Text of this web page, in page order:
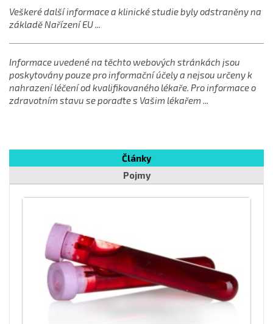
Veškeré další informace a klinické studie byly odstraněny na
základě Nařízení EU ...
Informace uvedené na těchto webových stránkách jsou
poskytovány pouze pro informační účely a nejsou určeny k
nahrazení léčení od kvalifikovaného lékaře. Pro informace o
zdravotním stavu se poraďte s Vašim lékařem ...
Články
Pojmy